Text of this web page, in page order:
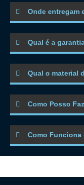
Onde entregam
Qual é a
Qual o material
Como Posso
Como Funciona